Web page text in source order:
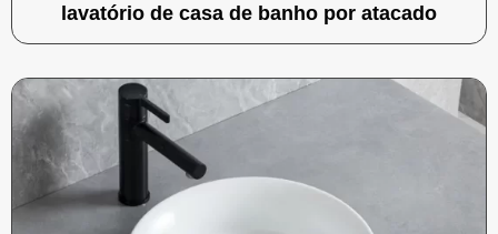
lavatório de casa de banho por atacado